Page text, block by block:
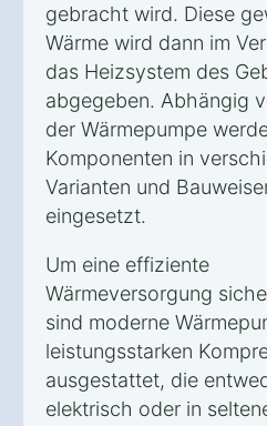
gebracht wird. Diese
Wärme wird dann im
das Heizsystem des
abgegeben. Abhängig
der Wärmepumpe
Komponenten in
Varianten und
eingesetzt.
Um eine effiziente
Wärmeversorgung
sind moderne
leistungsstarken
ausgestattet, die
elektrisch oder in